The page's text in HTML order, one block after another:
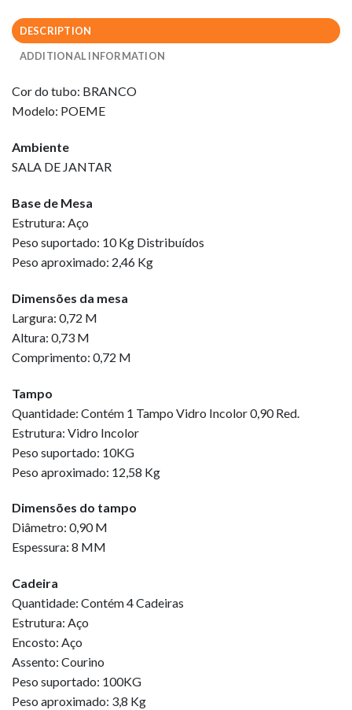
DESCRIPTION
ADDITIONAL INFORMATION
Cor do tubo: BRANCO
Modelo: POEME
Ambiente
SALA DE JANTAR
Base de Mesa
Estrutura: Aço
Peso suportado: 10 Kg Distribuídos
Peso aproximado: 2,46 Kg
Dimensões da mesa
Largura: 0,72 M
Altura: 0,73 M
Comprimento: 0,72 M
Tampo
Quantidade: Contém 1 Tampo Vidro Incolor 0,90 Red.
Estrutura: Vidro Incolor
Peso suportado: 10KG
Peso aproximado: 12,58 Kg
Dimensões do tampo
Diâmetro: 0,90 M
Espessura: 8 MM
Cadeira
Quantidade: Contém 4 Cadeiras
Estrutura: Aço
Encosto: Aço
Assento: Courino
Peso suportado: 100KG
Peso aproximado: 3,8 Kg